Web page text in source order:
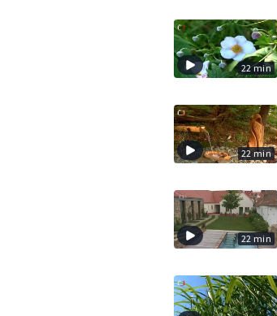
22 min
22 min
22 min